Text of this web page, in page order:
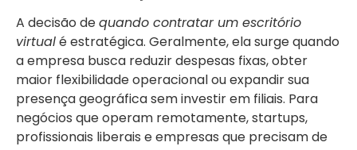
A decisão dequando contratar um escritório
virtualé estratégica. Geralmente, ela surge quando
a empresa busca reduzir despesas fixas, obter
maior flexibilidade operacional ou expandir sua
presença geográfica sem investir em filiais. Para
negócios que operam remotamente, startups,
profissionais liberais e empresas que precisam de